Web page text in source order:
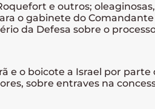
e outros;
o gabinete do
da Defesa sobre o
e o boicote a Israel por
sobre entraves na